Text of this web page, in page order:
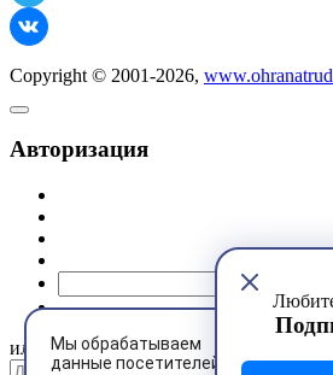
Мы обрабатываем
данные посетителей
Copyright © 2001-2026,
Авторизация
или